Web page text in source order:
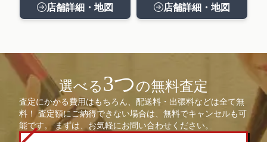
店舗詳細・地図 店舗詳細・地図
選べる3つの無料査定
査定にかかる費用はもちろん、配送料・出張料などは全て無
料！ 査定額にご納得できない場合は、無料でキャンセルも可
能です。 まずは、お気軽にお問い合わせください。